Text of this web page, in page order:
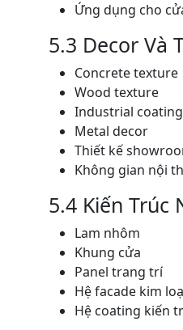
Ứng dụng cho
5.3 Decor Và
Concrete texture
Wood texture
Industrial coating
Metal decor
Thiết kế
Không gian nội
5.4 Kiến Trúc
Lam nhôm
Khung cửa
Panel trang trí
Hệ facade kim
Hệ coating kiến